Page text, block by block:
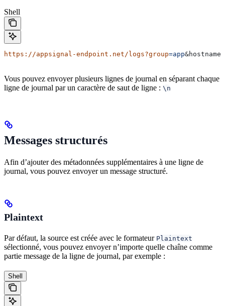
Shell
https://appsignal-endpoint.net/logs?group=app&hostname
Vous pouvez envoyer plusieurs lignes de journal en séparant chaque
ligne de journal par un caractère de saut de ligne : \n
Messages structurés
Afin d’ajouter des métadonnées supplémentaires à une ligne de
journal, vous pouvez envoyer un message structuré.
Plaintext
Par défaut, la source est créée avec le formateur Plaintext
sélectionné, vous pouvez envoyer n’importe quelle chaîne comme
partie message de la ligne de journal, par exemple :
Shell